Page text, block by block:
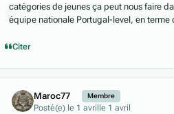
catégories de jeunes ça peut nous faire
équipe nationale Portugal-level, en
Citer
Maroc77 Membre
Posté(e) le 1 avril le 1 avril